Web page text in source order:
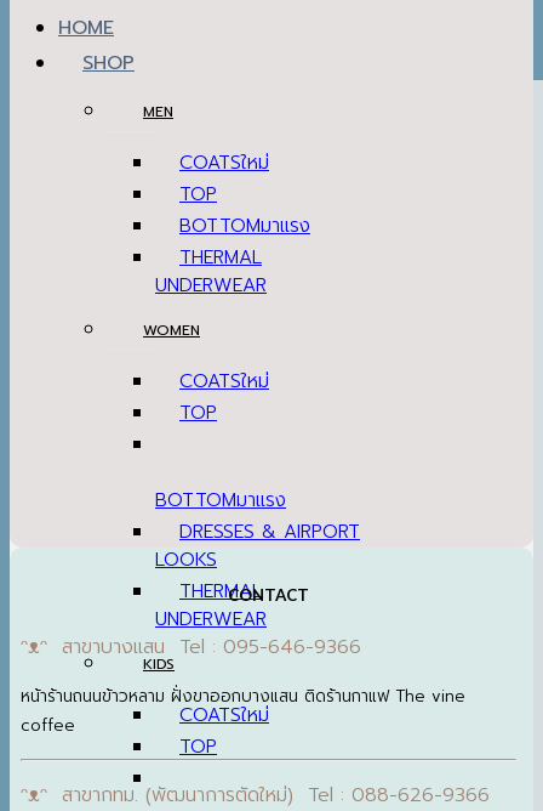
HOME
SHOP
MEN
COATS
TOP
BOTTOM
THERMAL
UNDERWEAR
WOMEN
COATS
TOP
BOTTOM
DRESSES & AIRPORT
LOOKS
THERMAL
UNDERWEAR
KIDS
COATS
TOP
CONTACT
ᵔᴥᵔ สาขาบางแสน Tel : 095-646-9366
หน้าร้านถนนข้าวหลาม ฝั่งขาออกบางแสน ติดร้านกาแฟ The vine
coffee
ᵔᴥᵔ สาขากทม. (พัฒนาการตัดใหม่) Tel : 088-626-9366